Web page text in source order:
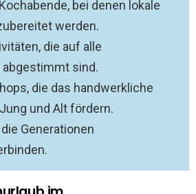
bei denen lokale
werden.
die auf alle
sind.
die das handwerkliche
und Alt fördern.
Generationen